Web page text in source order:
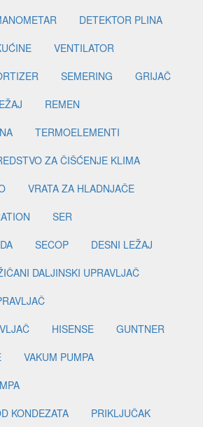
DETEKTOR PLINA
VENTILATOR
SEMERING
GRIJAČ
REMEN
TERMOELEMENTI
ZA ČIŠĆENJE KLIMA
VRATA ZA HLADNJAČE
SER
SECOP
DESNI LEŽAJ
DALJINSKI UPRAVLJAČ
HISENSE
GUNTNER
VAKUM PUMPA
KONDEZATA
PRIKLJUČAK